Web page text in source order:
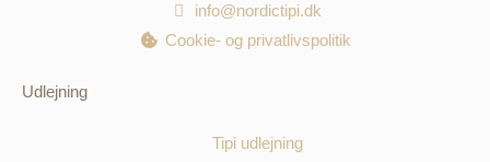
info@nordictipi.dk
Cookie- og privatlivspolitik
Udlejning
Tipi udlejning